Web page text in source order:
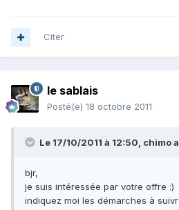
Citer
le sablais
Posté(e) 18 octobre 2011
Le 17/10/2011 à 12:50, chimo
bjr,
je suis intéressée par votre offre :)
indiquez moi les démarches à